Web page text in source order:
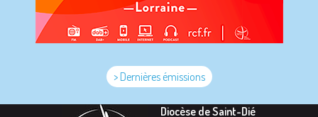
> Dernières émissions
Diocèse de Saint-Dié